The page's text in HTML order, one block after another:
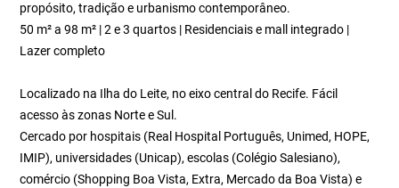
propósito, tradição e urbanismo contemporâneo.
50 m² a 98 m² | 2 e 3 quartos | Residenciais e mall integrado |
Lazer completo
Localizado na Ilha do Leite, no eixo central do Recife. Fácil
acesso às zonas Norte e Sul.
Cercado por hospitais (Real Hospital Português, Unimed, HOPE,
IMIP), universidades (Unicap), escolas (Colégio Salesiano),
comércio (Shopping Boa Vista, Extra, Mercado da Boa Vista) e